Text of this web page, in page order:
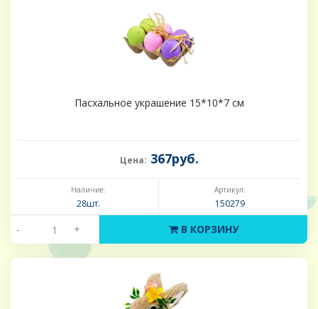
Пасхальное украшение 15*10*7 см
Цена: 367руб.
Наличие:
28шт.
Артикул:
150279
- + В КОРЗИНУ